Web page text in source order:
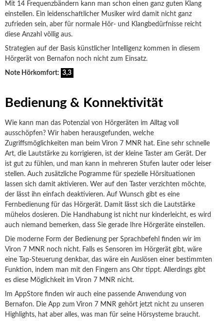
Mit 14 Frequenzbändern kann man schon einen ganz guten Klang
einstellen. Ein leidenschaftlicher Musiker wird damit nicht ganz
zufrieden sein, aber für normale Hör- und Klangbedürfnisse reicht
diese Anzahl völlig aus.
Strategien auf der Basis künstlicher Intelligenz kommen in diesem
Hörgerät von Bernafon noch nicht zum Einsatz.
Note Hörkomfort: 3,3
Bedienung & Konnektivität
Wie kann man das Potenzial von Hörgeräten im Alltag voll
ausschöpfen? Wir haben herausgefunden, welche
Zugriffsmöglichkeiten man beim Viron 7 MNR hat. Eine sehr schnelle
Art, die Lautstärke zu korrigieren, ist der kleine Taster am Gerät. Der
ist gut zu fühlen, und man kann in mehreren Stufen lauter oder leiser
stellen. Auch zusätzliche Pogramme für spezielle Hörsituationen
lassen sich damit aktivieren. Wer auf den Taster verzichten möchte,
der lässt ihn einfach deaktivieren. Auf Wunsch gibt es eine
Fernbedienung für das Hörgerät. Damit lässt sich die Lautstärke
mühelos dosieren. Die Handhabung ist nicht nur kinderleicht, es wird
auch niemand bemerken, dass Sie gerade Ihre Hörgeräte einstellen.
Die moderne Form der Bedienung per Sprachbefehl finden wir im
Viron 7 MNR noch nicht. Falls es Sensoren im Hörgerät gibt, wäre
eine Tap-Steuerung denkbar, das wäre ein Auslösen einer bestimmten
Funktion, indem man mit den Fingern ans Ohr tippt. Allerdings gibt
es diese Möglichkeit im Viron 7 MNR nicht.
Im AppStore finden wir auch eine passende Anwendung von
Bernafon. Die App zum Viron 7 MNR gehört jetzt nicht zu unseren
Highlights, hat aber alles, was man für seine Hörsysteme braucht.